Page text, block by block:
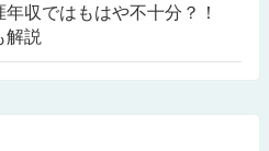
収ではもはや不十分？！
解説